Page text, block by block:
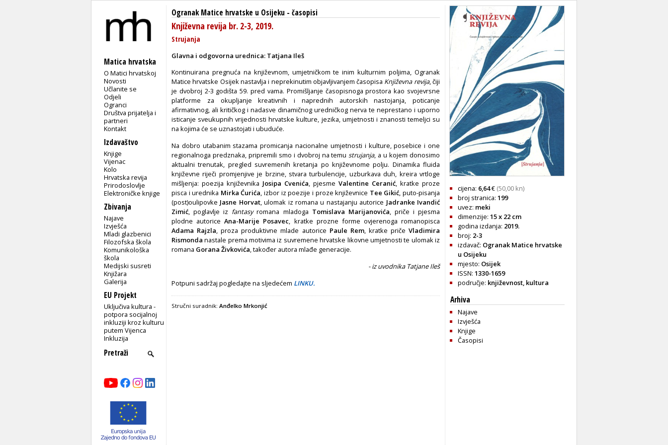
Matica hrvatska
O Matici hrvatskoj
Novosti
Učlanite se
Odjeli
Ogranci
Društva prijatelja i
partneri
Kontakt
Izdavaštvo
Knjige
Vijenac
Kolo
Hrvatska revija
Prirodoslovlje
Elektroničke knjige
Zbivanja
Najave
Izvješća
Mladi glazbenici
Filozofska škola
Komunikološka
škola
Medijski susreti
Knjižara
Galerija
EU Projekt
Uključiva kultura -
potpora socijalnoj
inkluziji kroz kulturu
putem Vijenca
Inkluzija
Ogranak Matice hrvatske u Osijeku - časopisi
Književna revija br. 2-3, 2019.
Strujanja
Glavna i odgovorna urednica: Tatjana Ileš
Kontinuirana pregnuća na književnom, umjetničkom te inim kulturnim poljima, Ogranak
Matice hrvatske Osijek nastavlja i neprekinutim objavljivanjem časopisa Književna revija, čiji
je dvobroj 2-3 godišta 59. pred vama. Promišljanje časopisnoga prostora kao svojevrsne
platforme za okupljanje kreativnih i naprednih autorskih nastojanja, poticanje
afirmativnog, ali kritičkog i nadasve dinamičnog uredničkog nerva te neprestano i uporno
isticanje sveukupnih vrijednosti hrvatske kulture, jezika, umjetnosti i znanosti temeljci su
na kojima će se uznastojati i ubuduće.
Na dobro utabanim stazama promicanja nacionalne umjetnosti i kulture, posebice i one
regionalnoga predznaka, pripremili smo i dvobroj na temustrujanja, a u kojem donosimo
aktualni trenutak, pregled suvremenih kretanja po književnome polju. Dinamika fluida
književne riječi promjenjive je brzine, stvara turbulencije, uzburkava duh, kreira vrtloge
mišljenja: poezija književnika Josipa Cvenića, pjesme Valentine Ceranić, kratke proze
pisca i urednika Mirka Ćurića, izbor iz poezije i proze književnice Tee Gikić, puto-pisanja
(post)oulipovke Jasne Horvat, ulomak iz romana u nastajanju autorice Jadranke Ivandić
Zimić, poglavlje iz fantasyromana mladoga Tomislava Marijanovića, priče i pjesma
plodne autoriceAna-Marije Posavec, kratke prozne forme ovjerenoga romanopisca
Adama Rajzla, proza produktivne mlade autorice Paule Rem, kratke priče Vladimira
Rismonda nastale prema motivima iz suvremene hrvatske likovne umjetnosti te ulomak iz
romana Gorana Živkovića, također autora mlađe generacije.
- iz uvodnika Tatjane Ileš
Potpuni sadržaj pogledajte na sljedećem LINKU.
Stručni suradnik: Anđelko Mrkonjić
cijena: 6,64€ (50,00 kn)
broj stranica: 199
uvez: meki
dimenzije: 15 x 22 cm
godina izdanja: 2019.
broj: 2-3
izdavač: Ogranak Matice hrvatske
u Osijeku
mjesto: Osijek
ISSN: 1330-1659
područje: književnost, kultura
Arhiva
Najave
Izvješća
Knjige
Časopisi